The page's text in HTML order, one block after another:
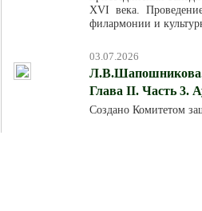
XVI века.
филармонии и
03.07.2026
Л.В.Шапошникова.
Глава II. Часть 3.
Создано Комитетом